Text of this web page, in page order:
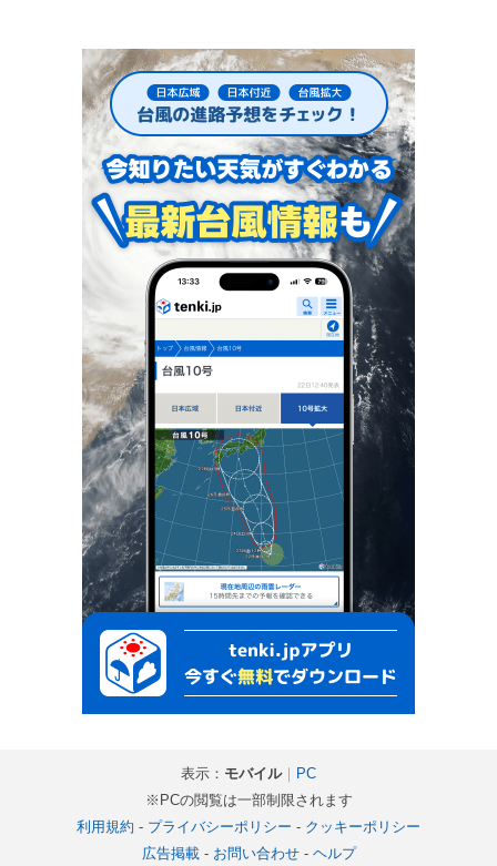
表示： モバイル｜ PC
※PCの閲覧は一部制限されます
利用規約 - プライバシーポリシー - クッキーポリシー
広告掲載- お問い合わせ- ヘルプ